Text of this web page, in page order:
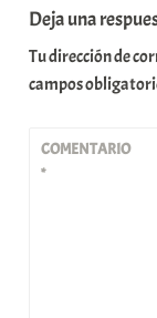
Deja una
Tu dirección de
campos
COMENTARIO
*